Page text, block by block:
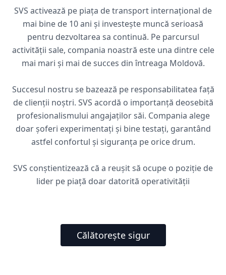
SVS activează pe piața de transport internațional de
mai bine de 10 ani și investește muncă serioasă
pentru dezvoltarea sa continuă. Pe parcursul
activității sale, compania noastră este una dintre cele
mai mari și mai de succes din întreaga Moldovă.
Succesul nostru se bazează pe responsabilitatea față
de clienții noștri. SVS acordă o importanță deosebită
profesionalismului angajaților săi. Compania alege
doar șoferi experimentați și bine testați, garantând
astfel confortul și siguranța pe orice drum.
SVS conștientizează că a reușit să ocupe o poziție de
lider pe piață doar datorită operativității
Călătorește sigur